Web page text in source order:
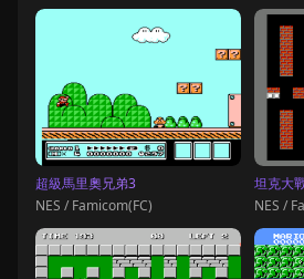
超級馬里奧兄弟3
NES / Famicom(FC)
坦克大
NES /